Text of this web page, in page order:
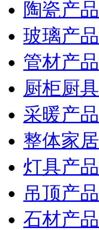
陶瓷产品
玻璃产品
管材产品
厨柜厨具
采暖产品
整体家居
灯具产品
吊顶产品
石材产品